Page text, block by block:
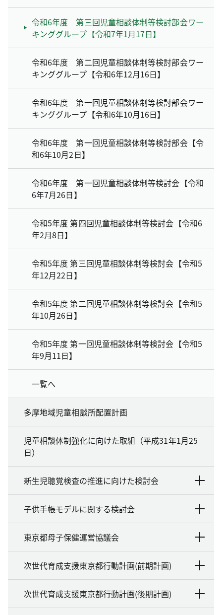
令和6年度 第三回児童相談体制等検討部会ワー
キンググループ【令和7年1月17日】
令和6年度 第二回児童相談体制等検討部会ワー
キンググループ【令和6年12月16日】
令和6年度 第一回児童相談体制等検討部会ワー
キンググループ【令和6年10月16日】
令和6年度 第一回児童相談体制等検討部会【令
和6年10月2日】
令和6年度 第一回児童相談体制等検討会【令和
6年7月26日】
令和5年度 第四回児童相談体制等検討会【令和6
年2月8日】
令和5年度 第三回児童相談体制等検討会【令和5
年12月22日】
令和5年度 第二回児童相談体制等検討会【令和5
年10月26日】
令和5年度 第一回児童相談体制等検討会【令和5
年9月11日】
一覧へ
多摩地域児童相談所配置計画
児童相談体制強化に向けた取組（平成31年1月25
日）
新生児聴覚検査の推進に向けた検討会
子供手帳モデルに関する検討会
東京都母子保健運営協議会
次世代育成支援東京都行動計画(前期計画)
次世代育成支援東京都行動計画(後期計画)